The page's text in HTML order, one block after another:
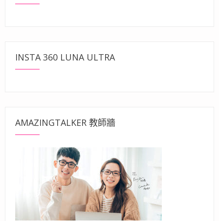
INSTA 360 LUNA ULTRA
AMAZINGTALKER 教師牆